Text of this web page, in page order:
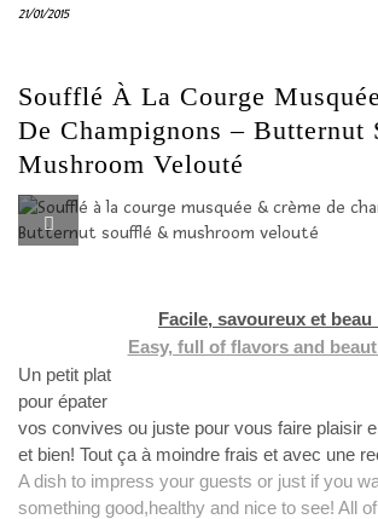
21/01/2015
Soufflé À La Courge
De Champignons – Butternut
Mushroom Velouté
Facile, savoureux et beau
Easy, full of flavors and
Un petit plat
pour épater
vos convives ou juste pour vous faire plaisir
et bien! Tout ça à moindre frais et avec une
A dish to impress your guests or just if you
something good,healthy and nice to see! All